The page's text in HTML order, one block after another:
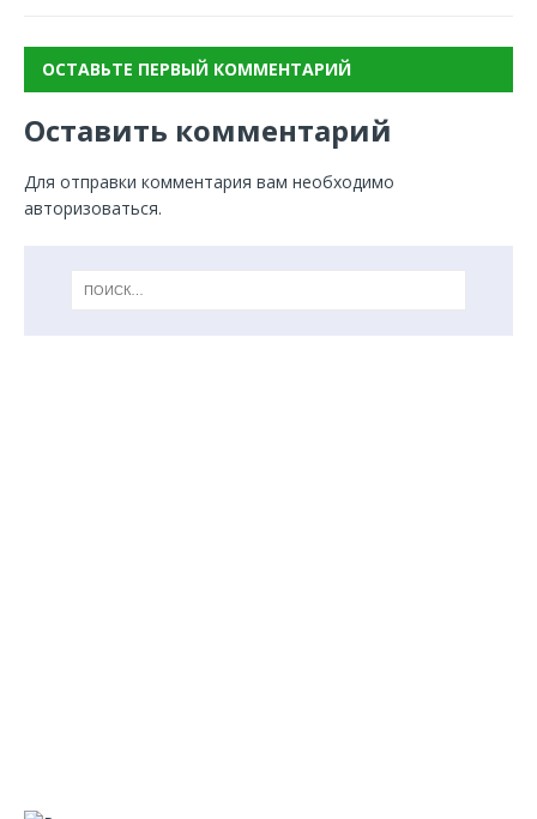
ОСТАВЬТЕ ПЕРВЫЙ КОММЕНТАРИЙ
Оставить комментарий
Для отправки комментария вам необходимо
авторизоваться.